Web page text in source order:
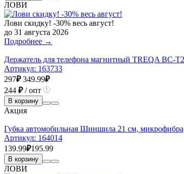
ЛОВИ
Лови скидку! -30% весь август!
до 31 августа 2026
Подробнее →
Держатель для телефона магнитный TREQA BC-
Артикул: 163733
297₽ 349.99₽
244 ₽/ опт
В корзину
Акция
Губка автомобильная Шиншила 21 см,
Артикул: 164014
139.99₽195.99
В корзину
ЛОВИ